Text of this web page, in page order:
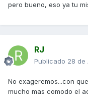
pero bueno, eso ya tu
RJ
Publicado 28 de
No exageremos...con
mucho mas comodo el